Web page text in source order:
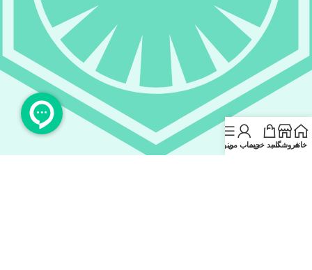
خانهفروشگاهسبد خریدحساب منمنو